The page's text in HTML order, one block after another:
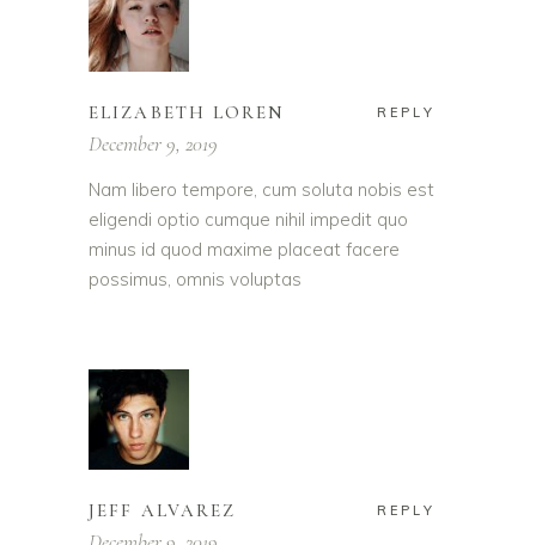
ELIZABETH LOREN REPLY
December 9, 2019
Nam libero tempore, cum soluta nobis est
eligendi optio cumque nihil impedit quo
minus id quod maxime placeat facere
possimus, omnis voluptas
JEFF ALVAREZ REPLY